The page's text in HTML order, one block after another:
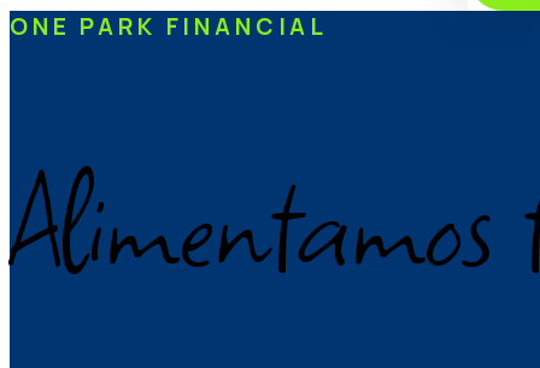
ONE PARK FINANCIAL
Alimentamos